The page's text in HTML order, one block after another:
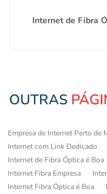
Internet de Fibra
OUTRAS
Empresa de Internet Perto de
Internet com Link Dedicado
Internet de Fibra Óptica é Boa
Internet Fibra Empresa
Internet Fibra Óptica é Boa